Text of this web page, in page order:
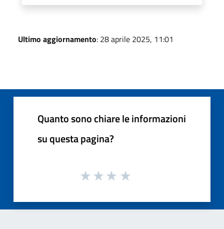
Ultimo aggiornamento: 28 aprile 2025, 11:01
Quanto sono chiare le informazioni
su questa pagina?